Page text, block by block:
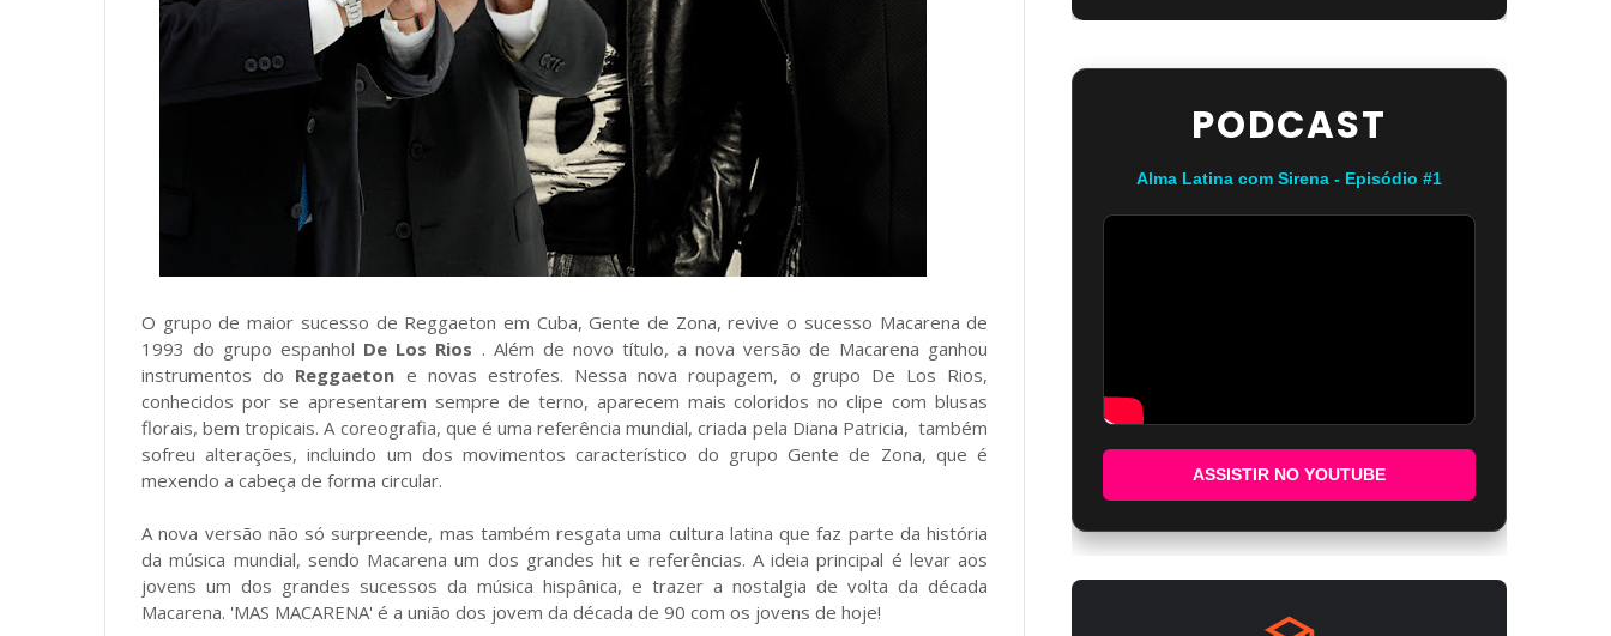
O grupo de maior sucesso de Reggaeton em Cuba, Gente de Zona, revive o sucesso Macarena de
1993 do grupo espanhol De Los Rios . Além de novo título, a nova versão de Macarena ganhou
instrumentos do Reggaeton e novas estrofes. Nessa nova roupagem, o grupo De Los Rios,
conhecidos por se apresentarem sempre de terno, aparecem mais coloridos no clipe com blusas
florais, bem tropicais. A coreografia, que é uma referência mundial, criada pela Diana Patricia, também
sofreu alterações, incluindo um dos movimentos característico do grupo Gente de Zona, que é
mexendo a cabeça de forma circular.
A nova versão não só surpreende, mas também resgata uma cultura latina que faz parte da história
da música mundial, sendo Macarena um dos grandes hit e referências. A ideia principal é levar aos
jovens um dos grandes sucessos da música hispânica, e trazer a nostalgia de volta da década
Macarena. 'MAS MACARENA' é a união dos jovem da década de 90 com os jovens de hoje!
PODCAST
Alma Latina com Sirena - Episódio #1
ASSISTIR NO YOUTUBE